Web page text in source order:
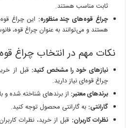
ثابت مناسب هستند.
چراغ قوه‌های چند منظوره: این چراغ
هستند و می‌توانند به عنوان چراغ قوه،
نکات مهم در انتخاب چراغ
نیازهای خود را مشخص کنید: قبل از
چراغ قوه‌ای نیاز دارید.
برندهای معتبر: از برندهای شناخته شده و
گارانتی: به گارانتی محصول توجه کنید.
نظرات کاربران: قبل از خرید، نظرات